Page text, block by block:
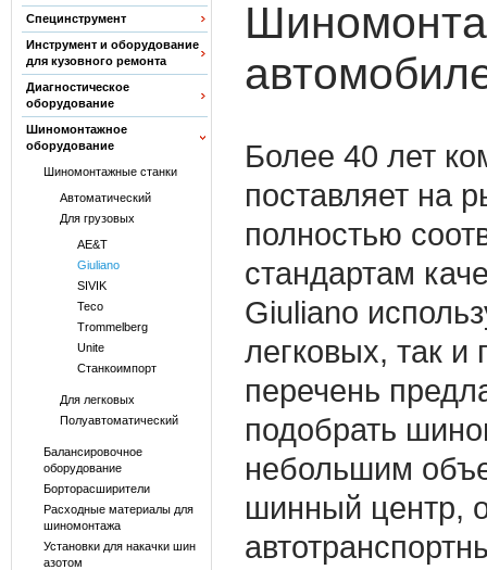
Специнструмент
Инструмент и оборудование
для кузовного ремонта
Диагностическое
оборудование
Шиномонтажное
оборудование
Шиномонтажные станки
Автоматический
Для грузовых
AE&T
Giuliano
SIVIK
Teco
Trommelberg
Unite
Станкоимпорт
Для легковых
Полуавтоматический
Балансировочное
оборудование
Борторасширители
Расходные материалы для
шиномонтажа
Установки для накачки шин
азотом
Более 40 лет
поставляет на
полностью
стандартам
Giuliano
легковых, так
перечень
подобрать
небольшим
шинный центр,